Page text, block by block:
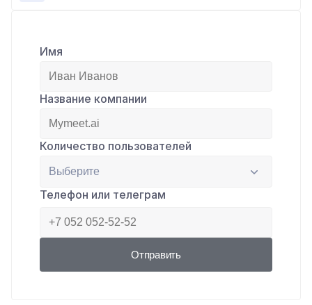
Имя
Название компании
Количество пользователей
Телефон или телеграм
Отправить